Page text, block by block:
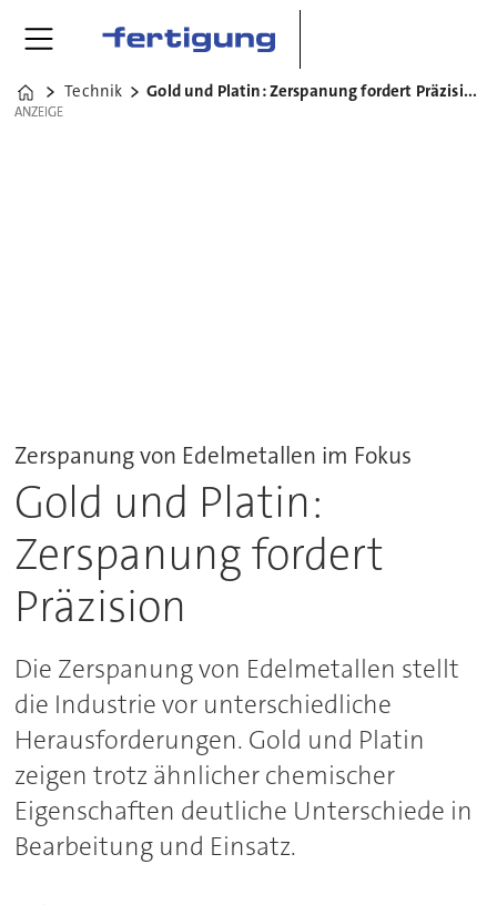
Home
Technik Gold und Platin: Zerspanung fordert Präzision
ANZEIGE
ANZEIGE
Zerspanung von Edelmetallen im Fokus
Gold und Platin:
Zerspanung fordert
Präzision
Die Zerspanung von Edelmetallen stellt
die Industrie vor unterschiedliche
Herausforderungen. Gold und Platin
zeigen trotz ähnlicher chemischer
Eigenschaften deutliche Unterschiede in
Bearbeitung und Einsatz.